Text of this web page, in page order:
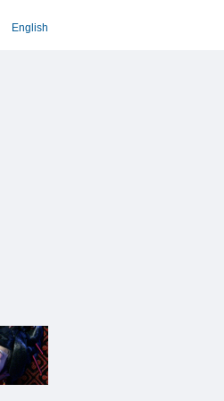
English